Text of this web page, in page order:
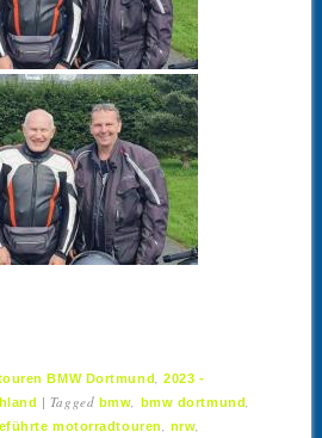
BMW Dortmund ,2023 -
| Tagged bmw bmw dortmund
motorradtouren nrw